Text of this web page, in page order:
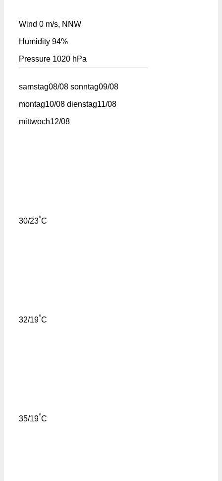
Wind 0 m/s, NNW
Humidity 94%
Pressure 1020 hPa
samstag08/08 sonntag09/08
montag10/08 dienstag11/08
mittwoch12/08
30/23°C
32/19°C
35/19°C